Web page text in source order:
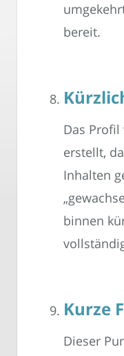
bereit.
Das
erstellt,
Inhalten
binnen
Kurze
Dieser